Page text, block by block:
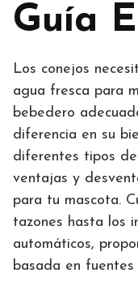
Guía
Los conejos
agua fresca para
bebedero
diferencia en su
diferentes tipos
ventajas y
para tu mascota.
tazones hasta los
automáticos,
basada en fuentes